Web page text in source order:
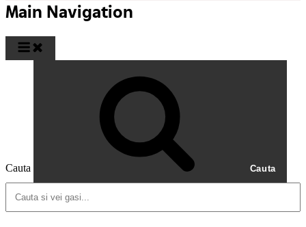
Main Navigation
Cauta Cauta